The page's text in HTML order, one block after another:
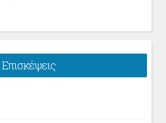
Επισκέψεις